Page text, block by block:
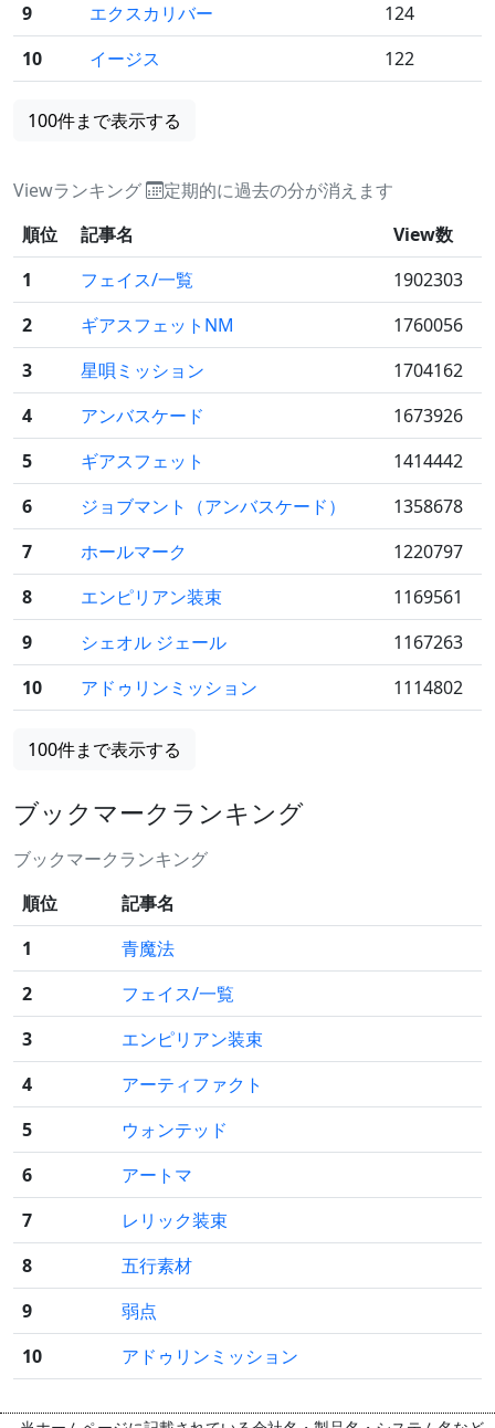
9
エクスカリバー
124
10
イージス 122
100件まで表示する
Viewランキング
定期的に過去の分が消えます
順位
記事名
View数
1
フェイス/一覧
1902303
2
ギアスフェットNM
1760056
3
星唄ミッション
1704162
4
アンバスケード
1673926
5
ギアスフェット
1414442
6
ジョブマント（アンバスケード）
1358678
7
ホールマーク
1220797
8
エンピリアン装束
1169561
9
シェオル ジェール
1167263
10
アドゥリンミッション 1114802
100件まで表示する
ブックマークランキング
ブックマークランキング
順位
記事名
1
青魔法
2
フェイス/一覧
3
エンピリアン装束
4
アーティファクト
5
ウォンテッド
6
アートマ
7
レリック装束
8
五行素材
9
弱点
10
アドゥリンミッション